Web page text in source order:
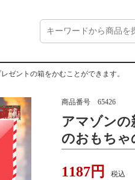
ゼントの箱をかむことができます。
商品番号 65426
アマゾンの
のおもちゃ
1187円 税込